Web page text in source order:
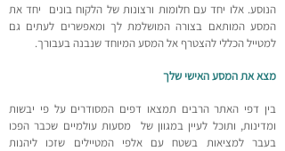
הנוסע. אלו יחד עם חלומות ורצונות של הלקוח בונים יחד את
המסע המותאם בצורה המושלמת לך ומאפשרים לעתים גם
למטייל הכללי להצטרף אל המסע המיוחד שנבנה בעבורך.
מצא את המסע האישי שלך
בין דפי האתר הרבים תמצאו דפים המסודרים על פי יבשות
ומדינות, ותוכל לעיין במגוון של מסעות עולמיים שכבר הפכו
בעבר למציאות בשטח עם אלפי המטיילים שזכו ליהנות